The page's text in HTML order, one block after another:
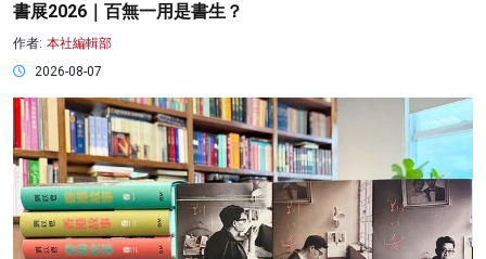
書展2026｜百無一用是書生？
作者: 本社編輯部
2026-08-07